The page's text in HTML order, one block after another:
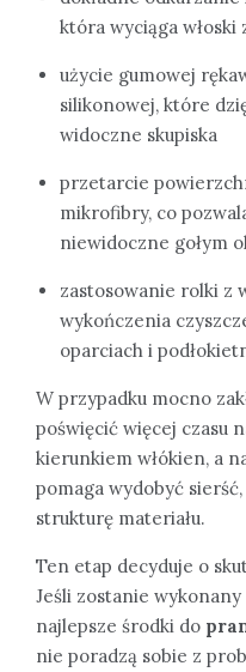
która wyciąga włoski
użycie gumowej
silikonowej, które
widoczne skupiska
przetarcie
mikrofibry, co
niewidoczne gołym
zastosowanie rolki z
wykończenia
oparciach i
W przypadku mocno
poświęcić więcej czasu
kierunkiem włókien, a
pomaga wydobyć
strukturę materiału.
Ten etap decyduje o
Jeśli zostanie
najlepsze środki do
nie poradzą sobie z